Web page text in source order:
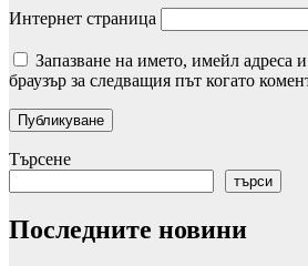
Интернет страница
Запазване на името, имейл адреса
браузър за следващия път когато
Търсене
търси
Последните новини